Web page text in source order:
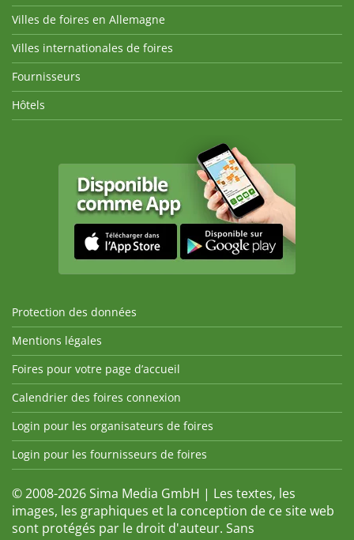
Villes de foires en Allemagne
Villes internationales de foires
Fournisseurs
Hôtels
Protection des données
Mentions légales
Foires pour votre page d’accueil
Calendrier des foires connexion
Login pour les organisateurs de foires
Login pour les fournisseurs de foires
© 2008-2026 Sima Media GmbH | Les textes, les
images, les graphiques et la conception de ce site web
sont protégés par le droit d'auteur. Sans